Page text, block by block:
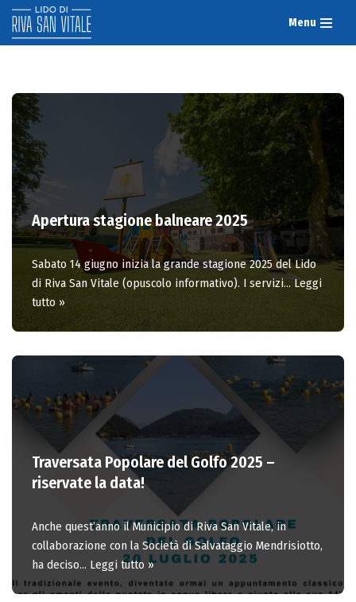
Vai
Menu
Apertura stagione balneare 2025
Sabato 14 giugno inizia la grande stagione 2025 del Lido
di Riva San Vitale (opuscolo informativo). I servizi…Leggi
tutto »
Traversata Popolare del Golfo 2025 –
riservate la data!
Anche quest’anno il Municipio di Riva San Vitale, in
collaborazione con la Società di Salvataggio Mendrisiotto,
ha deciso… Leggi tutto »